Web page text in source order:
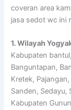
coveran area
jasa sedot wc ini
1. Wilayah
Kabupaten
Banguntapan,
Kretek,
Sanden, Sedayu,
Kabupaten